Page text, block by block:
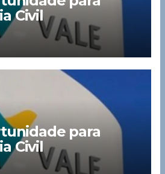
Civil
para
Civil